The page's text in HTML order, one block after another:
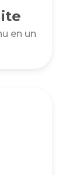
en un